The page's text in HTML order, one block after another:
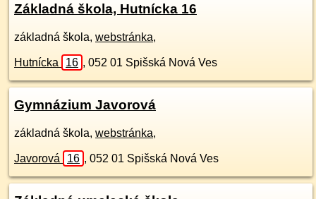
Základná škola, Hutnícka 16
základná škola, webstránka,
Hutnícka 16 , 052 01 Spišská Nová Ves
Gymnázium Javorová
základná škola, webstránka,
Javorová 16 , 052 01 Spišská Nová Ves